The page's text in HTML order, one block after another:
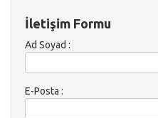
İletişim Formu
Ad Soyad :
E-Posta :